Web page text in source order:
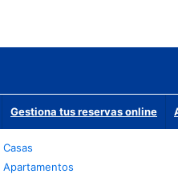
Gestiona tus reservas online
Casas
Apartamentos